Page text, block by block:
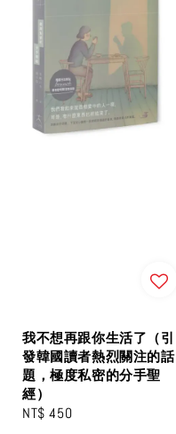
我不想再跟你生活了（引
發韓國讀者熱烈關注的話
題，極度私密的分手聖
經）
Regular
NT$ 450